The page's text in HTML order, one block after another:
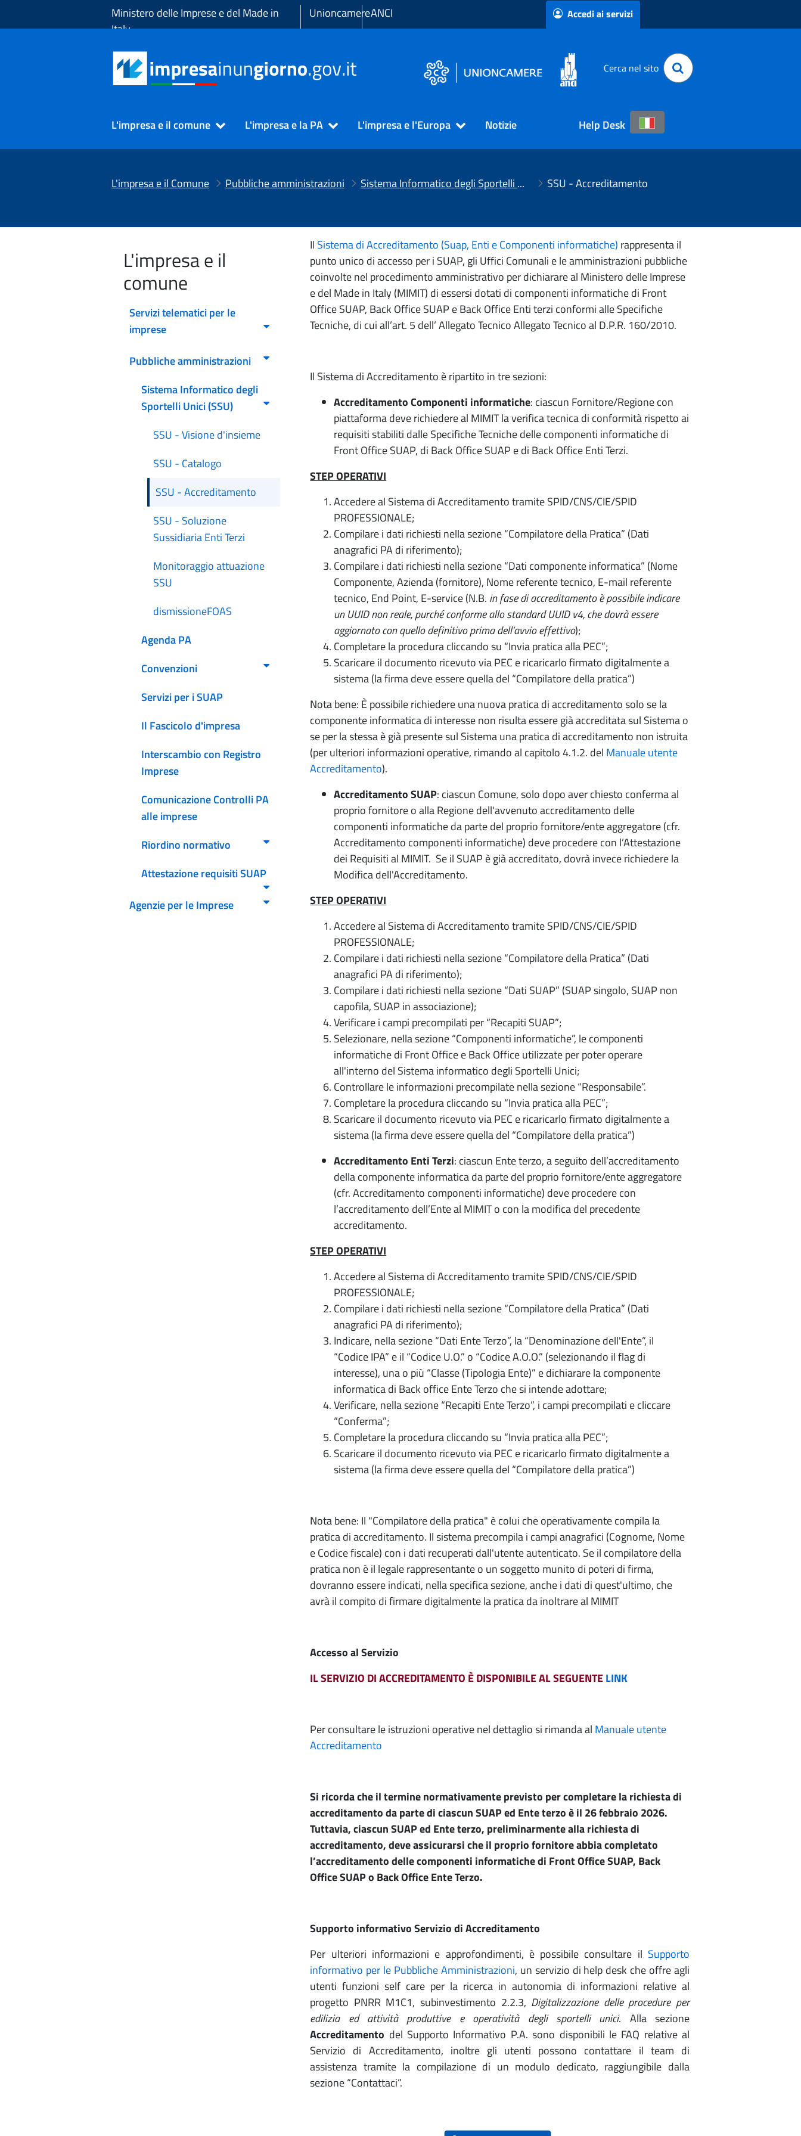
Ministero delle Imprese e del Made in
Italy
UnioncamereANCI Accedi ai servizi
Cerca nel sito
L'impresa e il comune L'impresa e la PA L'impresa e l'Europa Notizie Help Desk
L'impresa e il Comune Pubbliche amministrazioni Sistema Informatico degli Sportelli Unici (SSU) SSU - Accreditamento
L'impresa e il
comune
Servizi telematici per le
imprese
Pubbliche amministrazioni
Sistema Informatico degli
Sportelli Unici (SSU)
SSU - Visione d'insieme
SSU - Catalogo
SSU - Accreditamento
SSU - Soluzione
Sussidiaria Enti Terzi
Monitoraggio attuazione
SSU
dismissioneFOAS
Agenda PA
Convenzioni
Servizi per i SUAP
Il Fascicolo d'impresa
Interscambio con Registro
Imprese
Comunicazione Controlli PA
alle imprese
Riordino normativo
Attestazione requisiti SUAP
Agenzie per le Imprese
Il Sistema di Accreditamento (Suap, Enti e Componenti informatiche) rappresenta il
punto unico di accesso per i SUAP, gli Uffici Comunali e le amministrazioni pubbliche
coinvolte nel procedimento amministrativo per dichiarare al Ministero delle Imprese
e del Made in Italy (MIMIT) di essersi dotati di componenti informatiche di Front
Office SUAP, Back Office SUAP e Back Office Enti terzi conformi alle Specifiche
Tecniche, di cui all’art. 5 dell’ Allegato Tecnico Allegato Tecnico al D.P.R. 160/2010.
Il Sistema di Accreditamento è ripartito in tre sezioni:
Accreditamento Componenti informatiche: ciascun Fornitore/Regione con
piattaforma deve richiedere al MIMIT la verifica tecnica di conformità rispetto ai
requisiti stabiliti dalle Specifiche Tecniche delle componenti informatiche di
Front Office SUAP, di Back Office SUAP e di Back Office Enti Terzi.
STEP OPERATIVI
Accedere al Sistema di Accreditamento tramite SPID/CNS/CIE/SPID
PROFESSIONALE;
Compilare i dati richiesti nella sezione “Compilatore della Pratica” (Dati
anagrafici PA di riferimento);
Compilare i dati richiesti nella sezione “Dati componente informatica” (Nome
Componente, Azienda (fornitore), Nome referente tecnico, E-mail referente
tecnico, End Point, E-service (N.B. in fase di accreditamento è possibile indicare
un UUID non reale, purché conforme allo standard UUID v4, che dovrà essere
aggiornato con quello definitivo prima dell’avvio effettivo);
Completare la procedura cliccando su “Invia pratica alla PEC”;
Scaricare il documento ricevuto via PEC e ricaricarlo firmato digitalmente a
sistema (la firma deve essere quella del “Compilatore della pratica”)
Nota bene: È possibile richiedere una nuova pratica di accreditamento solo se la
componente informatica di interesse non risulta essere già accreditata sul Sistema o
se per la stessa è già presente sul Sistema una pratica di accreditamento non istruita
(per ulteriori informazioni operative, rimando al capitolo 4.1.2. del Manuale utente
Accreditamento).
Accreditamento SUAP: ciascun Comune, solo dopo aver chiesto conferma al
proprio fornitore o alla Regione dell'avvenuto accreditamento delle
componenti informatiche da parte del proprio fornitore/ente aggregatore (cfr.
Accreditamento componenti informatiche) deve procedere con l’Attestazione
dei Requisiti al MIMIT. Se il SUAP è già accreditato, dovrà invece richiedere la
Modifica dell'Accreditamento.
STEP OPERATIVI
Accedere al Sistema di Accreditamento tramite SPID/CNS/CIE/SPID
PROFESSIONALE;
Compilare i dati richiesti nella sezione “Compilatore della Pratica” (Dati
anagrafici PA di riferimento);
Compilare i dati richiesti nella sezione “Dati SUAP” (SUAP singolo, SUAP non
capofila, SUAP in associazione);
Verificare i campi precompilati per “Recapiti SUAP”;
Selezionare, nella sezione “Componenti informatiche”, le componenti
informatiche di Front Office e Back Office utilizzate per poter operare
all'interno del Sistema informatico degli Sportelli Unici;
Controllare le informazioni precompilate nella sezione “Responsabile”.
Completare la procedura cliccando su “Invia pratica alla PEC”;
Scaricare il documento ricevuto via PEC e ricaricarlo firmato digitalmente a
sistema (la firma deve essere quella del “Compilatore della pratica”)
Accreditamento Enti Terzi: ciascun Ente terzo, a seguito dell’accreditamento
della componente informatica da parte del proprio fornitore/ente aggregatore
(cfr. Accreditamento componenti informatiche) deve procedere con
l’accreditamento dell’Ente al MIMIT o con la modifica del precedente
accreditamento.
STEP OPERATIVI
Accedere al Sistema di Accreditamento tramite SPID/CNS/CIE/SPID
PROFESSIONALE;
Compilare i dati richiesti nella sezione “Compilatore della Pratica” (Dati
anagrafici PA di riferimento);
Indicare, nella sezione “Dati Ente Terzo”, la “Denominazione dell'Ente”, il
“Codice IPA” e il “Codice U.O.” o “Codice A.O.O.” (selezionando il flag di
interesse), una o più “Classe (Tipologia Ente)” e dichiarare la componente
informatica di Back office Ente Terzo che si intende adottare;
Verificare, nella sezione “Recapiti Ente Terzo”, i campi precompilati e cliccare
“Conferma”;
Completare la procedura cliccando su “Invia pratica alla PEC”;
Scaricare il documento ricevuto via PEC e ricaricarlo firmato digitalmente a
sistema (la firma deve essere quella del “Compilatore della pratica”)
Nota bene: Il "Compilatore della pratica" è colui che operativamente compila la
pratica di accreditamento. Il sistema precompila i campi anagrafici (Cognome, Nome
e Codice fiscale) con i dati recuperati dall'utente autenticato. Se il compilatore della
pratica non è il legale rappresentante o un soggetto munito di poteri di firma,
dovranno essere indicati, nella specifica sezione, anche i dati di quest'ultimo, che
avrà il compito di firmare digitalmente la pratica da inoltrare al MIMIT
Accesso al Servizio
IL SERVIZIO DI ACCREDITAMENTO È DISPONIBILE AL SEGUENTELINK
Per consultare le istruzioni operative nel dettaglio si rimanda al Manuale utente
Accreditamento
Si ricorda che il termine normativamente previsto per completare la richiesta di
accreditamento da parte di ciascun SUAP ed Ente terzo è il 26 febbraio 2026.
Tuttavia, ciascun SUAP ed Ente terzo, preliminarmente alla richiesta di
accreditamento, deve assicurarsi che il proprio fornitore abbia completato
l’accreditamento delle componenti informatiche di Front Office SUAP, Back
Office SUAP o Back Office Ente Terzo.
Supporto informativo Servizio di Accreditamento
Per ulteriori informazioni e approfondimenti, è possibile consultare il Supporto
informativo per le Pubbliche Amministrazioni, un servizio di help desk che offre agli
utenti funzioni self care per la ricerca in autonomia di informazioni relative al
progetto PNRR M1C1, subinvestimento 2.2.3, Digitalizzazione delle procedure per
edilizia ed attività produttive e operatività degli sportelli unici. Alla sezione
Accreditamento del Supporto Informativo P.A. sono disponibili le FAQ relative al
Servizio di Accreditamento, inoltre gli utenti possono contattare il team di
assistenza tramite la compilazione di un modulo dedicato, raggiungibile dalla
sezione “Contattaci”.